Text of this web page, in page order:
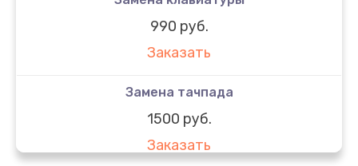
990 руб.
Заказать
Замена тачпада
1500 руб.
Заказать